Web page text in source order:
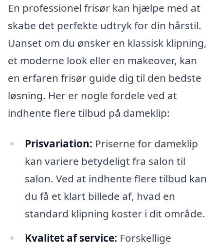
En professionel frisør kan hjælpe med at
skabe det perfekte udtryk for din hårstil.
Uanset om du ønsker en klassisk klipning,
et moderne look eller en makeover, kan
en erfaren frisør guide dig til den bedste
løsning. Her er nogle fordele ved at
indhente flere tilbud på dameklip:
Prisvariation: Priserne for dameklip
kan variere betydeligt fra salon til
salon. Ved at indhente flere tilbud kan
du få et klart billede af, hvad en
standard klipning koster i dit område.
Kvalitet af service: Forskellige